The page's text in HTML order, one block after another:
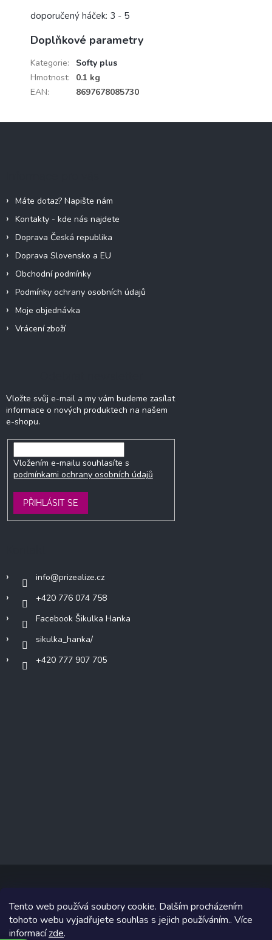
Tento web používá soubory cookie. Dalším procházením
tohoto webu vyjadřujete souhlas s jejich používáním.. Více
informacízde.
doporučený háček: 3 - 5
Doplňkové parametry
Kategorie:
Softy plus
Hmotnost:
0.1 kg
EAN: 8697678085730
Máte dotaz? Napište nám
Kontakty - kde nás najdete
Doprava Česká republika
Doprava Slovensko a EU
Obchodní podmínky
Podmínky ochrany osobních údajů
Moje objednávka
Vrácení zboží
Vložte svůj e-mail a my vám budeme zasílat
informace o nových produktech na našem
e-shopu.
Vložením e-mailu souhlasíte s
podmínkami ochrany osobních údajů
PŘIHLÁSIT SE
info@prizealize.cz
+420 776 074 758
Facebook Šikulka Hanka
sikulka_hanka/
+420 777 907 705
Copyright 2026www.prizealize.cz. Všechna práva vyhrazena.
Grafický návrh vytvořil a na Shoptet implementoval